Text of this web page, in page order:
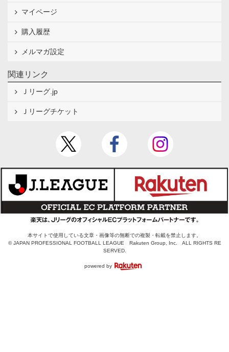
マイページ
購入履歴
メルマガ設定
関連リンク
Ｊリーグ.jp
Ｊリーグチケット
本サイトで使用している文章・画像等の無断での複製・転載を禁止します。
© JAPAN PROFESSIONAL FOOTBALL LEAGUE Rakuten Group, Inc. ALL RIGHTS RE
SERVED.
powered by